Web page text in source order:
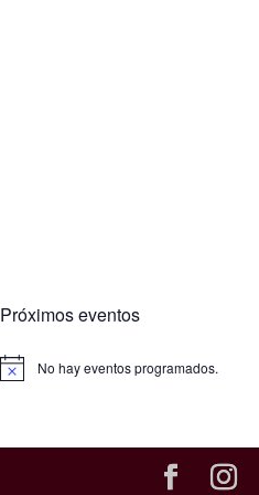
Próximos eventos
No hay eventos programados.